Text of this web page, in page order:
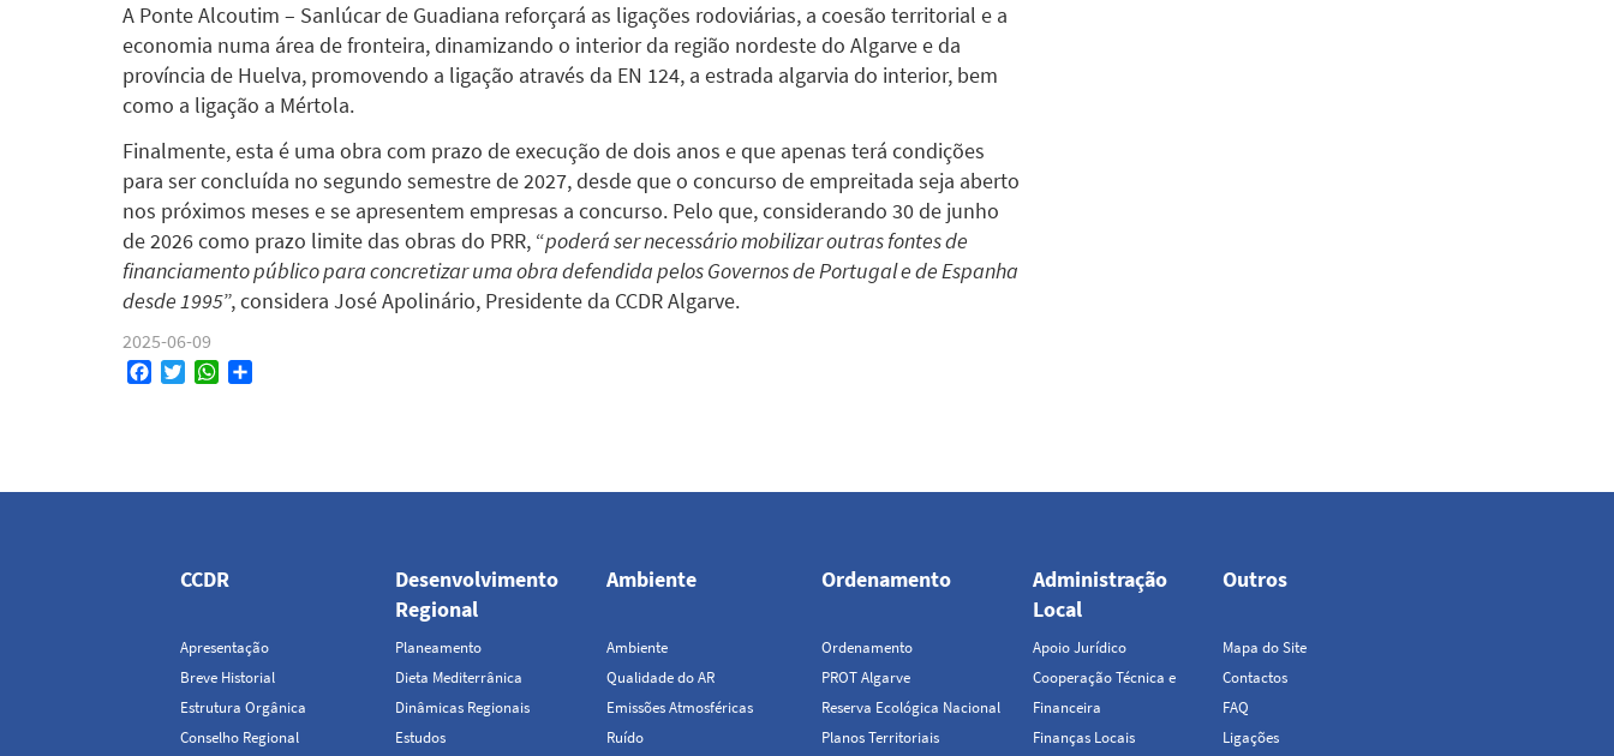
A Ponte Alcoutim – Sanlúcar de Guadiana reforçará as ligações rodoviárias, a coesão territorial e a
economia numa área de fronteira, dinamizando o interior da região nordeste do Algarve e da
província de Huelva, promovendo a ligação através da EN 124, a estrada algarvia do interior, bem
como a ligação a Mértola.
Finalmente, esta é uma obra com prazo de execução de dois anos e que apenas terá condições
para ser concluída no segundo semestre de 2027, desde que o concurso de empreitada seja aberto
nos próximos meses e se apresentem empresas a concurso. Pelo que, considerando 30 de junho
de 2026 como prazo limite das obras do PRR, “poderá ser necessário mobilizar outras fontes de
financiamento público para concretizar uma obra defendida pelos Governos de Portugal e de Espanha
desde 1995”, considera José Apolinário, Presidente da CCDR Algarve.
2025-06-09
Facebook
TwitterWhatsApp
principal
CCDR
Apresentação
Breve Historial
Estrutura Orgânica
Conselho Regional
Desenvolvimento
Regional
Planeamento
Dieta Mediterrânica
Dinâmicas Regionais
Estudos
Ambiente
Ambiente
Qualidade do AR
Emissões Atmosféricas
Ruído
Ordenamento
Ordenamento
PROT Algarve
Reserva Ecológica Nacional
Planos Territoriais
Administração
Local
Apoio Jurídico
Cooperação Técnica e
Financeira
Finanças Locais
Menu
Outros
Mapa do Site
Contactos
FAQ
Ligações